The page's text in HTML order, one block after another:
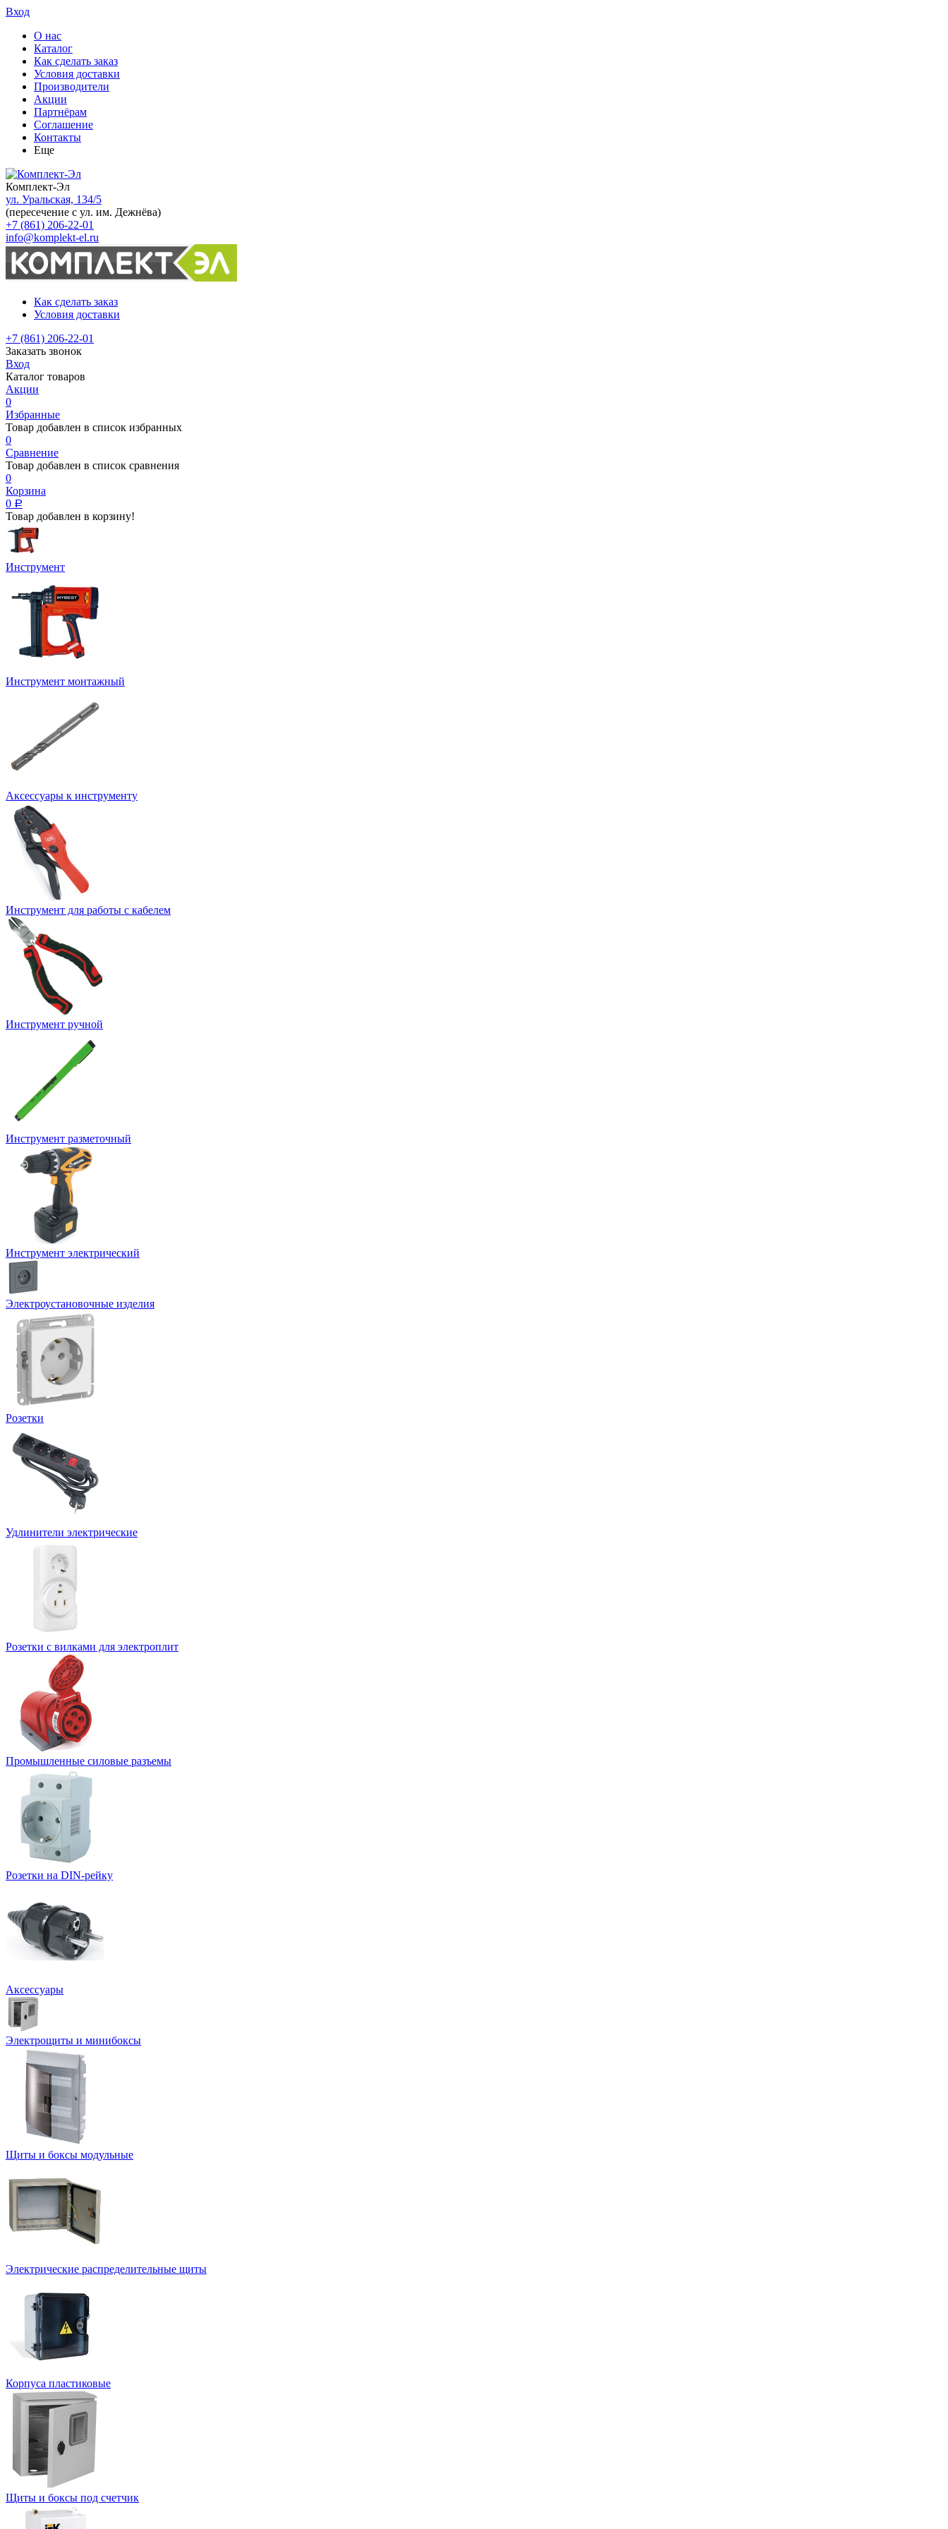
Вход
О нас
Каталог
Как сделать заказ
Условия доставки
Производители
Акции
Партнёрам
Соглашение
Контакты
Еще
Комплект-Эл
ул. Уральская, 134/5
(пересечение с ул. им. Дежнёва)
+7 (861) 206-22-01
info@komplekt-el.ru
Как сделать заказ
Условия доставки
+7 (861) 206-22-01
Заказать звонок
Вход
Каталог товаров
Акции
0
Избранные
Товар добавлен в список избранных
0
Сравнение
Товар добавлен в список сравнения
0
Корзина
0 Р
Товар добавлен в корзину!
Инструмент
Инструмент монтажный
Аксессуары к инструменту
Инструмент для работы с кабелем
Инструмент ручной
Инструмент разметочный
Инструмент электрический
Электроустановочные изделия
Розетки
Удлинители электрические
Розетки с вилками для электроплит
Промышленные силовые разъемы
Розетки на DIN-рейку
Аксессуары
Электрощиты и минибоксы
Щиты и боксы модульные
Электрические распределительные щиты
Корпуса пластиковые
Щиты и боксы под счетчик